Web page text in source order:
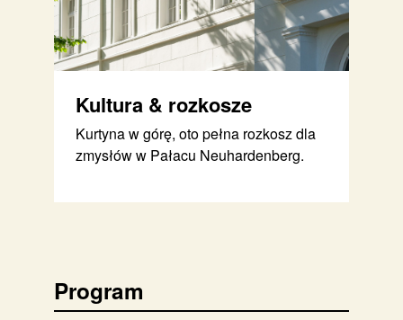
Kultura & rozkosze
Kurtyna w górę, oto pełna rozkosz dla
zmysłów w Pałacu Neuhardenberg.
Program